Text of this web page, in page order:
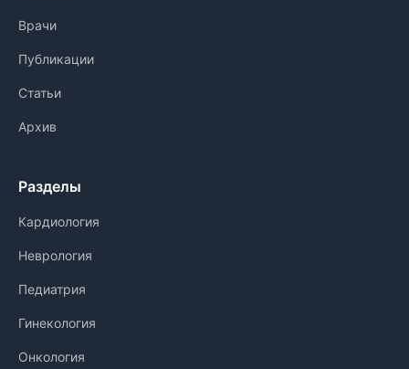
Врачи
Публикации
Статьи
Архив
Разделы
Кардиология
Неврология
Педиатрия
Гинекология
Онкология